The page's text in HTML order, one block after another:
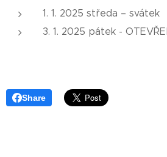
1. 1. 2025 středa – svátek
3. 1. 2025 pátek -
Share